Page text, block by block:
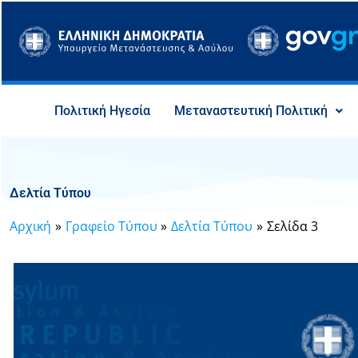
στο
περιεχόμενο
Πολιτική Ηγεσία Μεταναστευτική Πολιτική
Δελτία Τύπου
Αρχική Γραφείο Τύπου Δελτία Τύπου Σελίδα 3